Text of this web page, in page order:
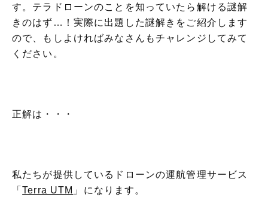
す。テラドローンのことを知っていたら解ける謎解
きのはず…！実際に出題した謎解きをご紹介します
ので、もしよければみなさんもチャレンジしてみて
ください。
正解は・・・
私たちが提供しているドローンの運航管理サービス
「Terra UTM 」になります。